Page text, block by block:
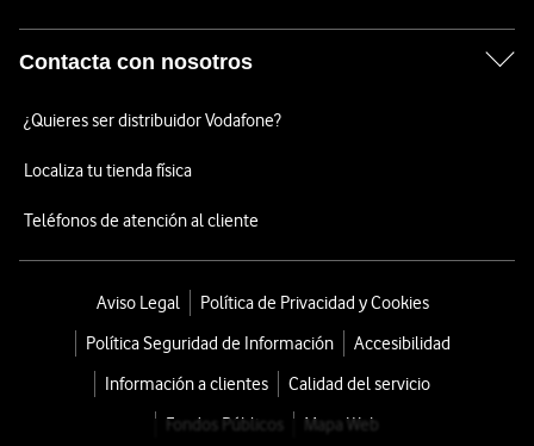
Contacta con nosotros
¿Quieres ser distribuidor Vodafone?
Localiza tu tienda física
Teléfonos de atención al cliente
Aviso Legal
Política de Privacidad y Cookies
Política Seguridad de Información
Accesibilidad
Información a clientes
Calidad del servicio
Fondos Públicos
Mapa Web